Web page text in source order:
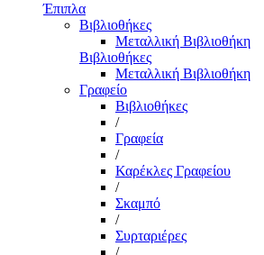
Έπιπλα
Βιβλιοθήκες
Μεταλλική Βιβλιοθήκη
Βιβλιοθήκες
Μεταλλική Βιβλιοθήκη
Γραφείο
Βιβλιοθήκες
/
Γραφεία
/
Καρέκλες Γραφείου
/
Σκαμπό
/
Συρταριέρες
/